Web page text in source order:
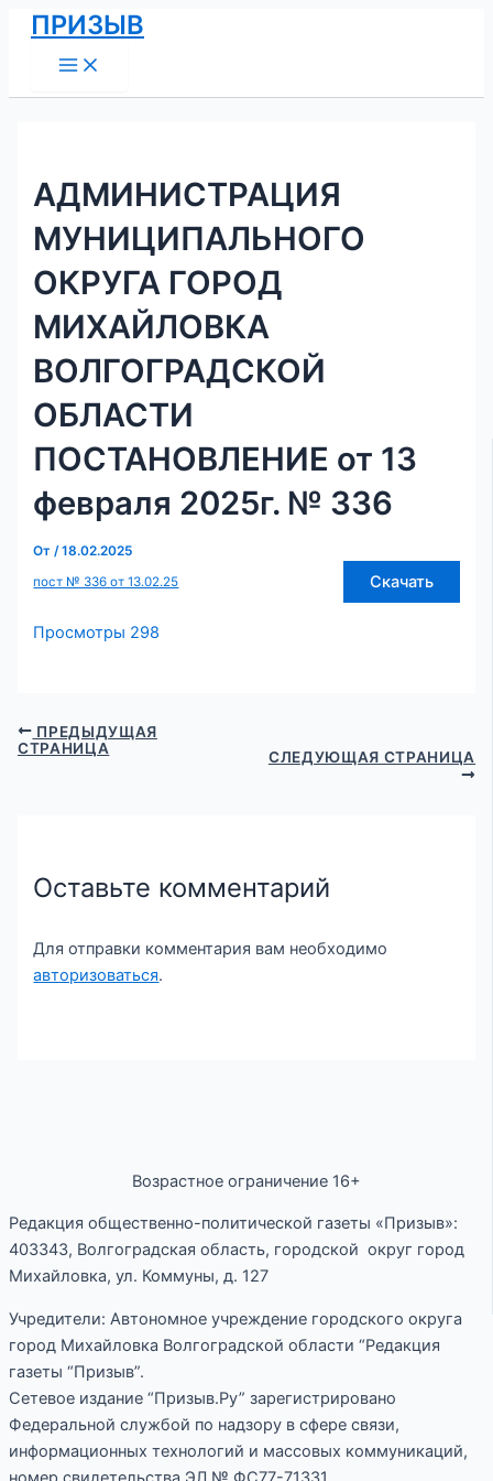
Перейти
содержимому
ПРИЗЫВ
Menu
АДМИНИСТРАЦИЯ
МУНИЦИПАЛЬНОГО
ОКРУГА ГОРОД
МИХАЙЛОВКА
ВОЛГОГРАДСКОЙ
ОБЛАСТИ
ПОСТАНОВЛЕНИЕ от 13
февраля 2025г. № 336
От/18.02.2025
пост № 336 от 13.02.25
Скачать
Просмотры 298
Навигация
по
записям
ПРЕДЫДУЩАЯ
СТРАНИЦА
СЛЕДУЮЩАЯ СТРАНИЦА
Оставьте комментарий
Для отправки комментария вам необходимо
авторизоваться.
Возрастное ограничение 16+
Редакция общественно-политической газеты «Призыв»:
403343, Волгоградская область, городской округ город
Михайловка, ул. Коммуны, д. 127
Учредители: Автономное учреждение городского округа
город Михайловка Волгоградской области “Редакция
газеты “Призыв”.
Сетевое издание “Призыв.Ру” зарегистрировано
Федеральной службой по надзору в сфере связи,
информационных технологий и массовых коммуникаций,